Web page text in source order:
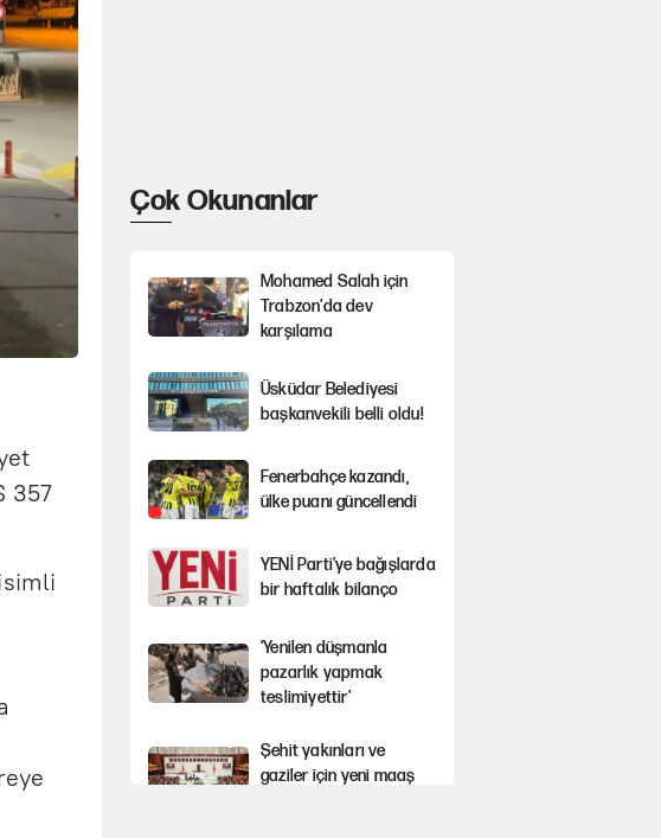
357
Çok Okunanlar
Mohamed Salah için
Trabzon'da dev
karşılama
Üsküdar Belediyesi
başkanvekili belli oldu!
Fenerbahçe kazandı,
ülke puanı güncellendi
YENİ Parti'ye bağışlarda
bir haftalık bilanço
'Yenilen düşmanla
pazarlık yapmak
teslimiyettir'
Şehit yakınları ve
gaziler için yeni maaş